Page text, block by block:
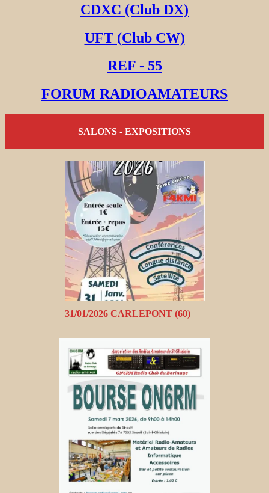
CDXC (Club DX)
UFT (Club CW)
REF - 55
FORUM RADIOAMATEURS
SALONS - EXPOSITIONS
31/01/2026 CARLEPONT (60)